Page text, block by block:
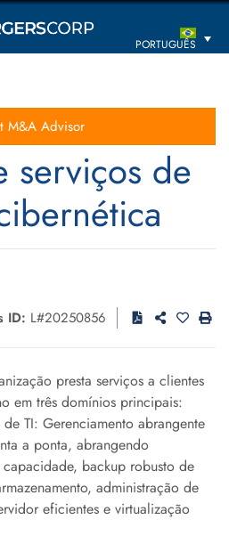
PORTUGUÊS
M&A Advisor
serviços de
ID: L#20250856
presta serviços a clientes
em três domínios principais:
TI: Gerenciamento abrangente
a ponta, abrangendo
backup robusto de
administração de
eficientes e virtualização